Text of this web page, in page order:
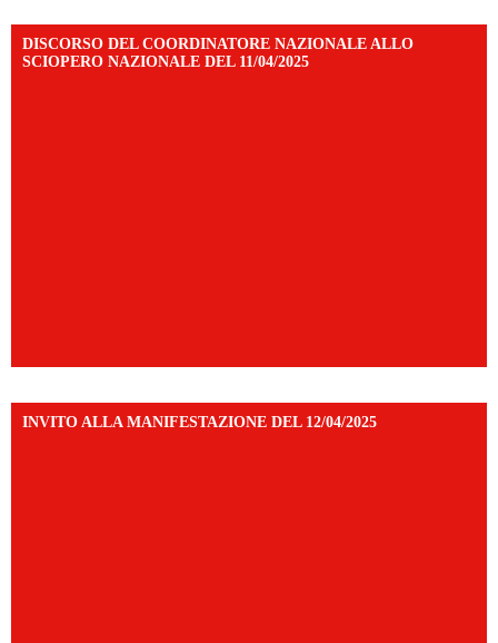
DISCORSO DEL COORDINATORE NAZIONALE ALLO
SCIOPERO NAZIONALE DEL 11/04/2025
INVITO ALLA MANIFESTAZIONE DEL 12/04/2025